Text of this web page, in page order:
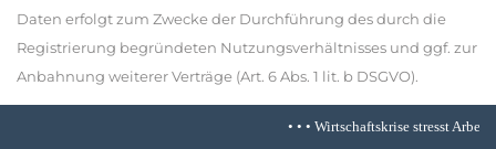
Daten erfolgt zum Zwecke der Durchführung des durch die
Registrierung begründeten Nutzungsverhältnisses und ggf. zur
Anbahnung weiterer Verträge (Art. 6 Abs. 1 lit. b DSGVO).
Die bei der Registrierung erfassten Daten werden von uns
Wirtschaftskrise stresst Arbeitnehmer